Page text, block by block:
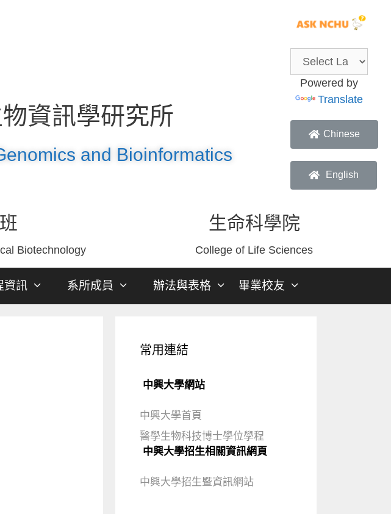
資訊學研究所
and Bioinformatics
Powered by
Translate
Chinese
English
Biotechnology
生命科學院
College of Life Sciences
資訊 系所成員 辦法與表格 畢業校友
常用連結
中興大學網站
中興大學首頁
醫學生物科技博士學位學程
中興大學招生相關資訊網頁
中興大學招生暨資訊網站